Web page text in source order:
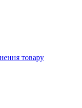
товару